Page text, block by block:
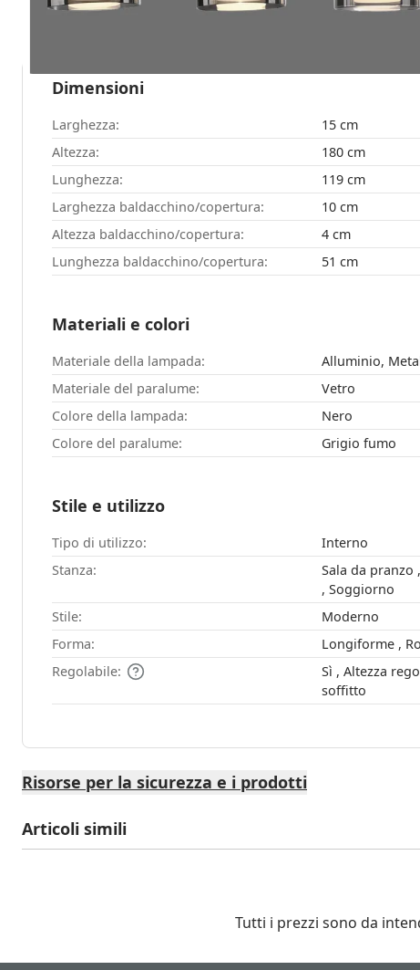
Dimensioni
Larghezza:
15 cm
Altezza:
180 cm
Lunghezza:
119 cm
Larghezza baldacchino/copertura:
10 cm
Altezza baldacchino/copertura:
4 cm
Lunghezza baldacchino/copertura:
51 cm
Materiali e colori
Materiale della lampada:
Alluminio,
Materiale del paralume:
Vetro
Colore della lampada:
Nero
Colore del paralume:
Grigio fumo
Stile e utilizzo
Tipo di utilizzo:
Interno
Stanza:
Sala da pranzo , Cucina , Camera da letto
, Soggiorno
Stile:
Moderno
Forma:
Regolabile:
Sì , Altezza regolabile tramite staffa a
soffitto
Risorse per la sicurezza e i prodotti
Articoli simili
Tutti i prezzi sono da